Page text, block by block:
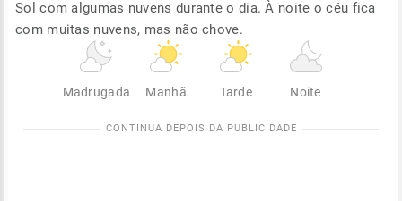
Sol com algumas nuvens durante o dia. À noite o céu fica
com muitas nuvens, mas não chove.
Madrugada Manhã Tarde Noite